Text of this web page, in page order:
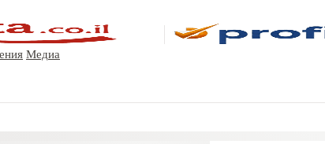
Медиа